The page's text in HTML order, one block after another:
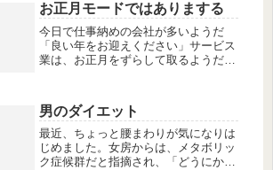
お正月モードではありまする
今日で仕事納めの会社が多いようだ
「良い年をお迎えください」サービス
業は、お正月をずらして取るようだが
も会社のことばっかりで忙しいお父さ
んが久々に家のことに集中して整理で
きる...
男のダイエット
最近、ちょっと腰まわりが気になりは
じめました。女房からは、メタボリッ
ク症候群だと指摘され、「どうにかし